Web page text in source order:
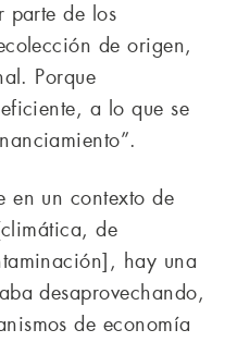
parte de los
de origen,
Porque
a lo que se
en un contexto de
de
hay una
desaprovechando,
de economía